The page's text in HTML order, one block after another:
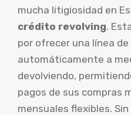
mucha litigiosidad en
crédito revolving.
por ofrecer una línea
automáticamente a
devolviendo,
pagos de sus compras
mensuales flexibles.